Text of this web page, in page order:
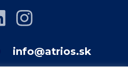
info@atrios.sk